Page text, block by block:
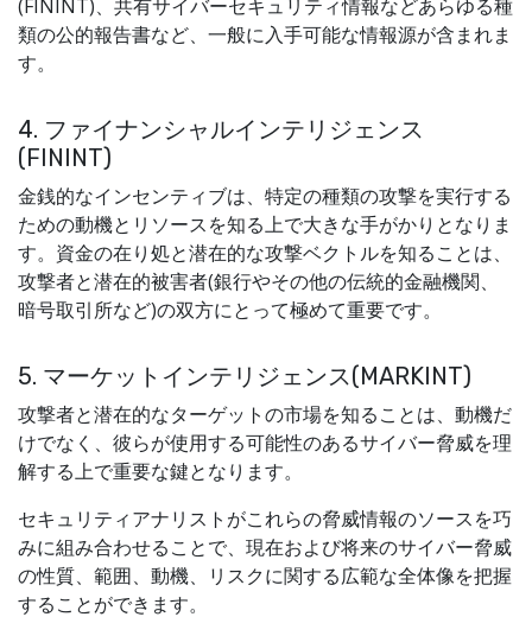
(FININT)、共有サイバーセキュリティ情報などあらゆる種
類の公的報告書など、一般に入手可能な情報源が含まれま
す。
4. ファイナンシャルインテリジェンス
(FININT)
金銭的なインセンティブは、特定の種類の攻撃を実行する
ための動機とリソースを知る上で大きな手がかりとなりま
す。資金の在り処と潜在的な攻撃ベクトルを知ることは、
攻撃者と潜在的被害者(銀行やその他の伝統的金融機関、
暗号取引所など)の双方にとって極めて重要です。
5. マーケットインテリジェンス(MARKINT)
攻撃者と潜在的なターゲットの市場を知ることは、動機だ
けでなく、彼らが使用する可能性のあるサイバー脅威を理
解する上で重要な鍵となります。
セキュリティアナリストがこれらの脅威情報のソースを巧
みに組み合わせることで、現在および将来のサイバー脅威
の性質、範囲、動機、リスクに関する広範な全体像を把握
することができます。